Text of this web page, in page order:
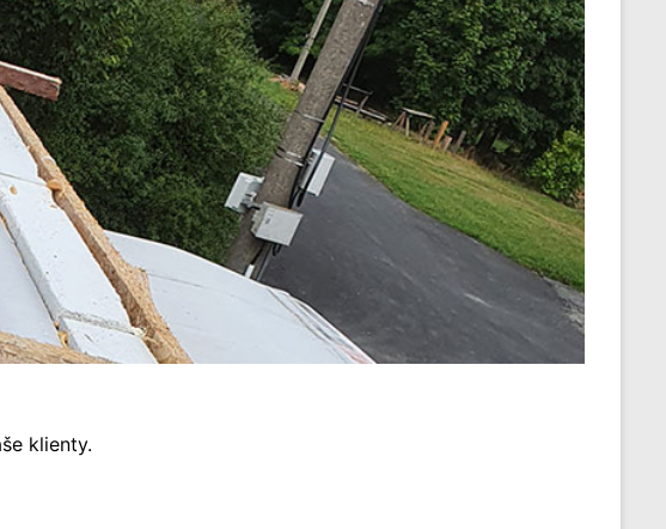
klienty.